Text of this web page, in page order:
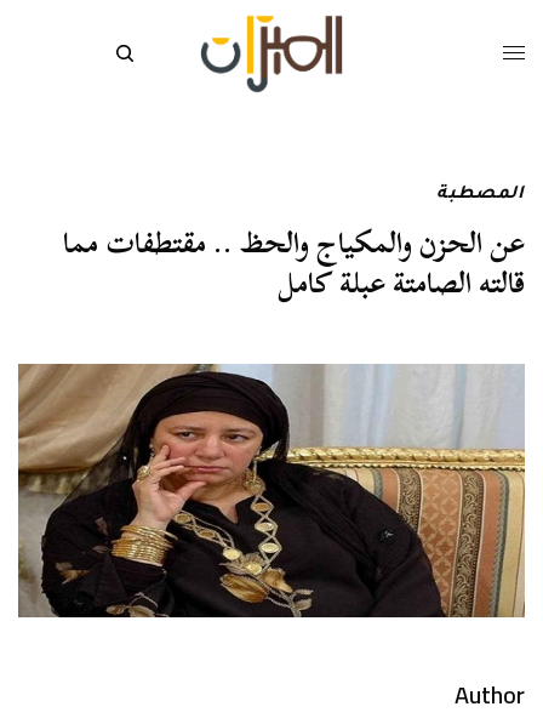
المصطبة
عن الحزن والمكياج والحظ .. مقتطفات مما
قالته الصامتة عبلة كامل
Author